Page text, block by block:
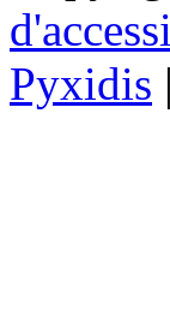
Pyxidis |